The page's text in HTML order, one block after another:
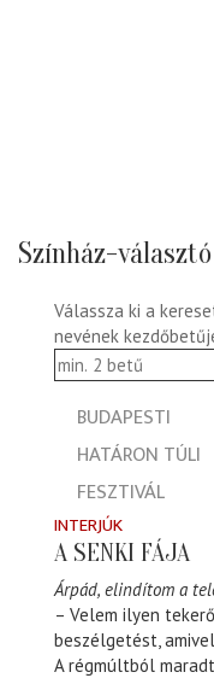
Színház-választó
Válassza ki a
nevének
BUDAPESTI
HATÁRON TÚLI
FESZTIVÁL
INTERJÚK
A SENKI FÁJA
Árpád, elindítom a
– Velem ilyen
beszélgetést,
A régmúltból